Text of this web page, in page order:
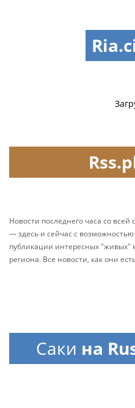
Новости последнего часа со
— здесь и сейчас с
публикации интересных "живых"
региона. Все новости, как они
Саки на